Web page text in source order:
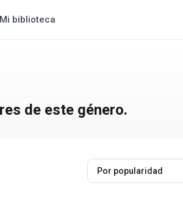
Mi biblioteca
de este género.
Por popularidad